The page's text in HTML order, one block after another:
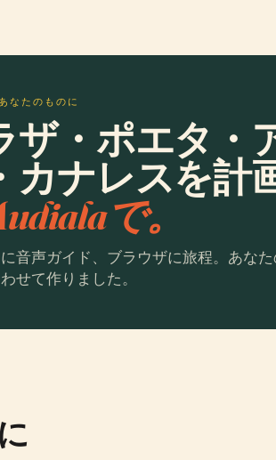
なたのものに
ザ・ポエタ・
カナレスを計
で。
音声ガイド、ブラウザに旅程。あな
せて作りました。